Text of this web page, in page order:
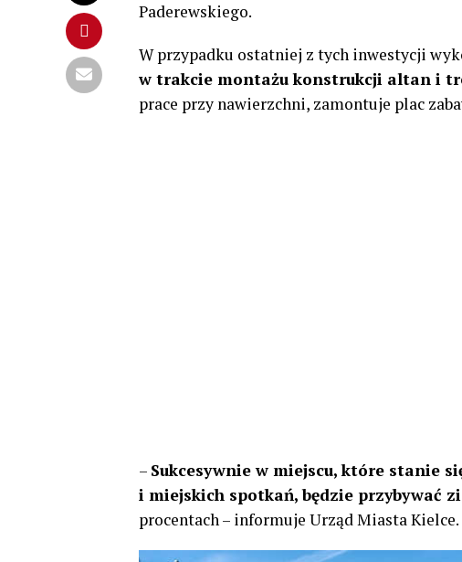
Paderewskiego.
W przypadku ostatniej z tych inwestycji
w trakcie montażu konstrukcji altan i
prace przy nawierzchni, zamontuje plac
– Sukcesywnie w miejscu, które stanie
i miejskich spotkań, będzie przybywać
procentach – informuje Urząd Miasta Kielce.